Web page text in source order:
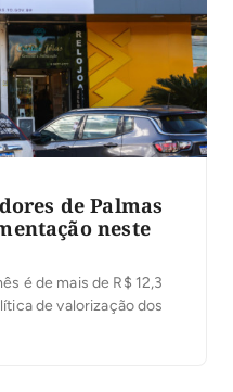
de Palmas
neste
é de mais de R$ 12,3
de valorização dos